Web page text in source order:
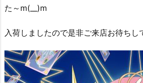
た～m(__)m
入荷しましたので是非ご来店お待ち